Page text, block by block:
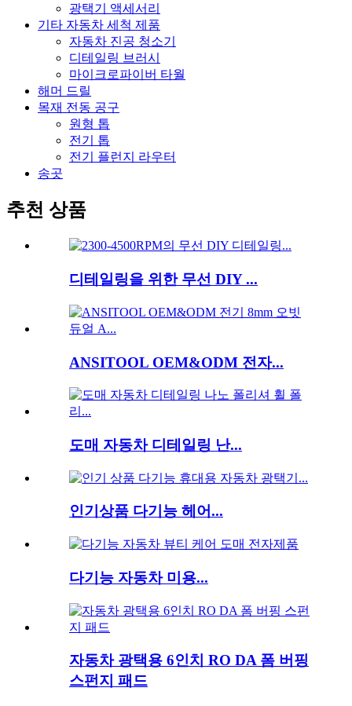
광택기 액세서리
기타 자동차 세척 제품
자동차 진공 청소기
디테일링 브러시
마이크로파이버 타월
해머 드릴
목재 전동 공구
원형 톱
전기 톱
전기 플런지 라우터
송곳
추천 상품
디테일링을 위한 무선 DIY ...
ANSITOOL OEM&ODM 전자...
도매 자동차 디테일링 난...
인기상품 다기능 헤어...
다기능 자동차 미용...
자동차 광택용 6인치 RO DA 폼 버핑
스펀지 패드